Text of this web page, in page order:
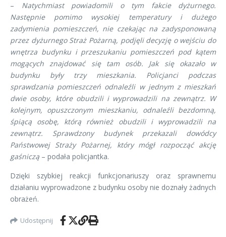
– Natychmiast powiadomili o tym fakcie dyżurnego.
Następnie pomimo wysokiej temperatury i dużego
zadymienia pomieszczeń, nie czekając na zadysponowaną
przez dyżurnego Straż Pożarną, podjęli decyzję o wejściu do
wnętrza budynku i przeszukaniu pomieszczeń pod kątem
mogących znajdować się tam osób. Jak się okazało w
budynku były trzy mieszkania. Policjanci podczas
sprawdzania pomieszczeń odnaleźli w jednym z mieszkań
dwie osoby, które obudzili i wyprowadzili na zewnątrz. W
kolejnym, opuszczonym mieszkaniu, odnaleźli bezdomną,
śpiącą osobę, którą również obudzili i wyprowadzili na
zewnątrz. Sprawdzony budynek przekazali dowódcy
Państwowej Straży Pożarnej, który mógł rozpocząć akcję
gaśniczą – podała policjantka.
Dzięki szybkiej reakcji funkcjonariuszy oraz sprawnemu
działaniu wyprowadzone z budynku osoby nie doznały żadnych
obrażeń.
Udostępnij